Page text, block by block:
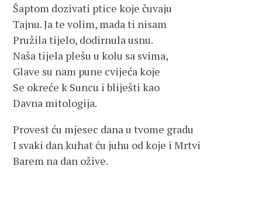
Šaptom dozivati ptice koje čuvaju
Tajnu. Ja te volim, mada ti nisam
Pružila tijelo, dodirnula usnu.
Naša tijela plešu u kolu sa svima,
Glave su nam pune cvijeća koje
Se okreće k Suncu i bliješti kao
Davna mitologija.
Provest ću mjesec dana u tvome gradu
I svaki dan kuhat ću juhu od koje i Mrtvi
Barem na dan ožive.